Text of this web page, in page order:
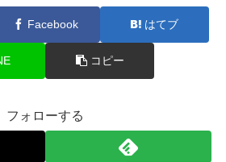
Facebook はてブ
コピー
フォローする